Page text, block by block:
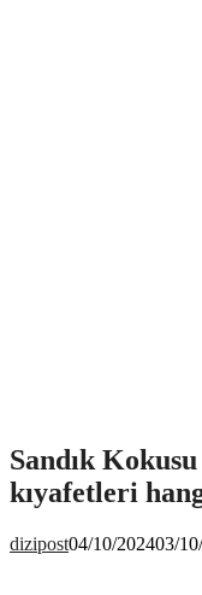
Sandık
kıyafetleri
dizipost04/10/202403/